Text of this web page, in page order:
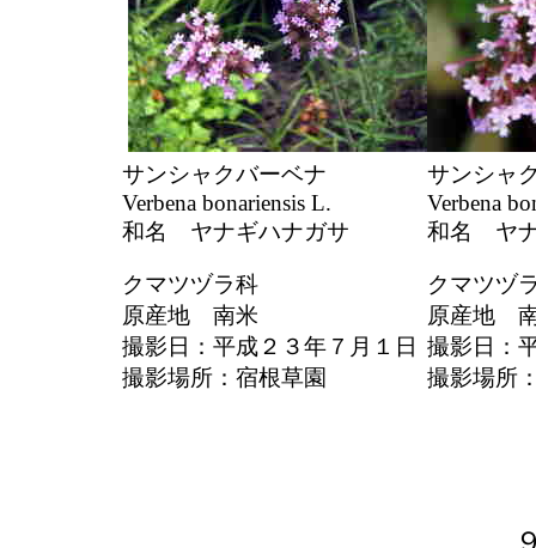
サンシャクバーベナ
Verbena bonariensis L.
和名 ヤナギハナガサ
クマツヅラ科
原産地 南米
撮影日：平成２３年７月１日
撮影場所：宿根草園
サンシャ
Verbena
和名 ヤ
クマツヅ
原産地
撮影日：
撮影場所